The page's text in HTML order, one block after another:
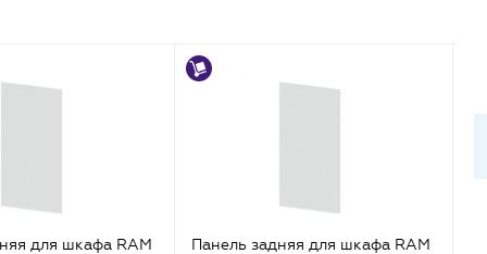
для шкафа RAM
Панель задняя для шкафа RAM